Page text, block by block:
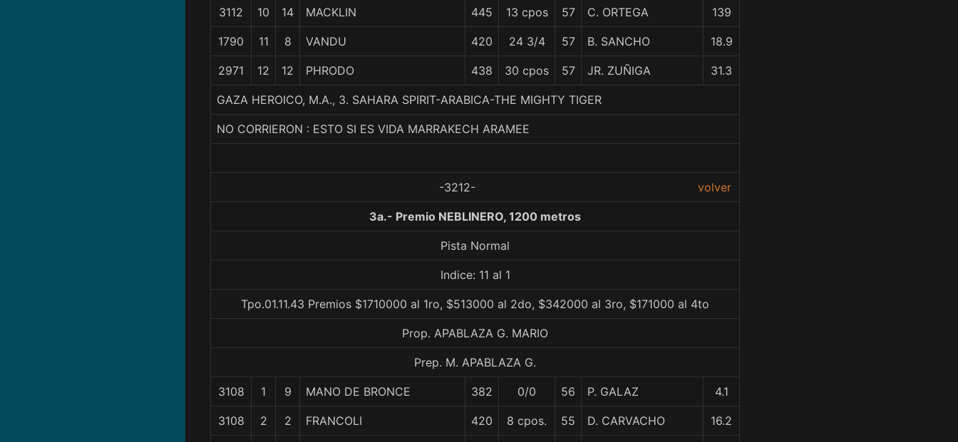
3112 10 14 MACKLIN 445 13 cpos 57 C. ORTEGA 139
1790 11 8 VANDU 420 24 3/4 57 B. SANCHO 18.9
2971 12 12 PHRODO 438 30 cpos 57 JR. ZUÑIGA 31.3
GAZA HEROICO, M.A., 3. SAHARA SPIRIT-ARABICA-THE MIGHTY TIGER
NO CORRIERON : ESTO SI ES VIDA MARRAKECH ARAMEE
-3212- volver
3a.- Premio NEBLINERO, 1200 metros
Pista Normal
Indice: 11 al 1
Tpo.01.11.43 Premios $1710000 al 1ro, $513000 al 2do, $342000 al 3ro, $171000 al 4to
Prop. APABLAZA G. MARIO
Prep. M. APABLAZA G.
3108 1 9 MANO DE BRONCE 382 0/0 56 P. GALAZ 4.1
3108 2 2 FRANCOLI 420 8 cpos. 55 D. CARVACHO 16.2